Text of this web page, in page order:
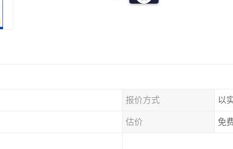
报价方式 以
估价 免